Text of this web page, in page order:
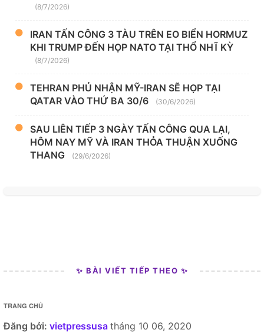
(8/7/2026)
IRAN TẤN CÔNG 3 TÀU TRÊN EO BIỂN HORMUZ
KHI TRUMP ĐẾN HỌP NATO TẠI THỔ NHĨ KỲ
(8/7/2026)
TEHRAN PHỦ NHẬN MỸ-IRAN SẼ HỌP TẠI
QATAR VÀO THỨ BA 30/6
(30/6/2026)
SAU LIÊN TIẾP 3 NGÀY TẤN CÔNG QUA LẠI,
HÔM NAY MỸ VÀ IRAN THỎA THUẬN XUỐNG
THANG
(29/6/2026)
✨ BÀI VIẾT TIẾP THEO ✨
TRANG CHỦ
Đăng bởi: vietpressusa tháng 10 06, 2020